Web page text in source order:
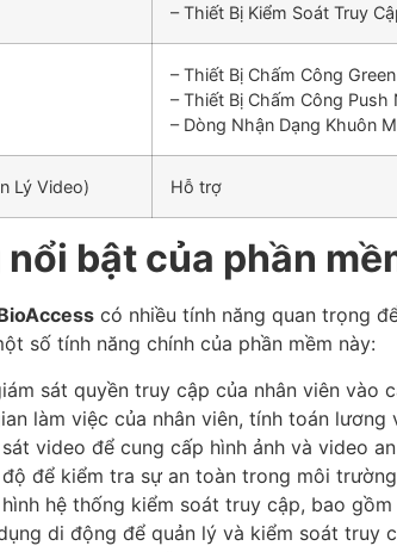
– Thiết Bị Kiểm Soát Truy
– Thiết Bị Chấm Công
– Thiết Bị Chấm Công
– Dòng Nhận Dạng Khuôn
Lý Video) Hỗ trợ
bật của phần
có nhiều tính năng quan trọng
số tính năng chính của phần mềm này:
sát quyền truy cập của nhân viên vào
làm việc của nhân viên, tính toán
video để cung cấp hình ảnh và video
để kiểm tra sự an toàn trong môi
hình hệ thống kiểm soát truy cập, bao
di động để quản lý và kiểm soát truy